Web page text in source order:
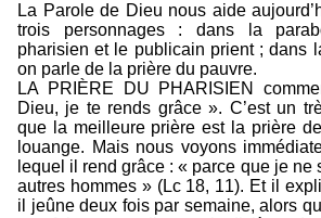
La Parole de Dieu nous aide
trois personnages : dans la
pharisien et le publicain prient ; dans
on parle de la prière du pauvre.
LA PRIÈRE DU PHARISIEN
Dieu, je te rends grâce ». C’est un
que la meilleure prière est la prière
louange. Mais nous voyons
lequel il rend grâce : « parce que je ne
autres hommes » (Lc 18, 11). Et il
il jeûne deux fois par semaine, alors